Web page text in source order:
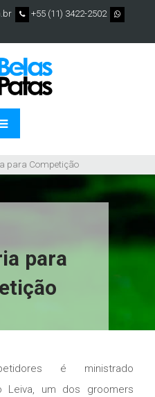
+55 (11) 3422-2502
para Competição
para
é ministrado
Leiva, um dos groomers